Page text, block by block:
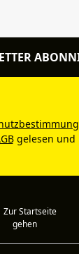
gelesen